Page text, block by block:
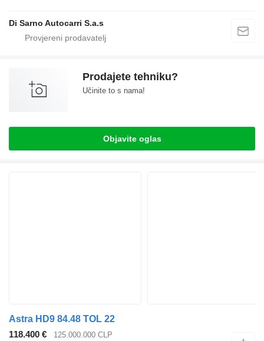
Di Sarno Autocarri S.a.s
Prodajete tehniku?
Učinite to s nama!
Objavite oglas
Astra HD9 84.48 TOL 22
118.400 €
125.000.000 CLP